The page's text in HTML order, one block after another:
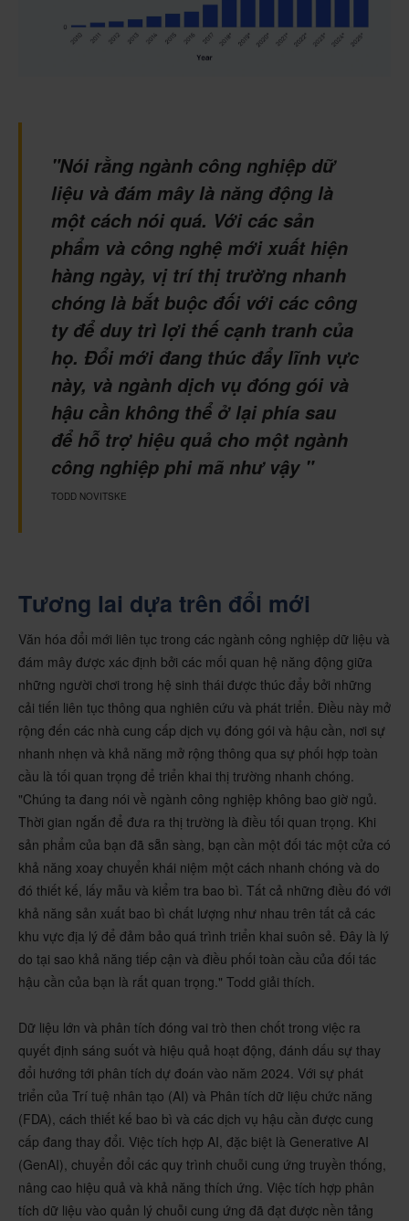
"Nói rằng ngành công nghiệp dữ
liệu và đám mây là năng động là
một cách nói quá. Với các sản
phẩm và công nghệ mới xuất hiện
hàng ngày, vị trí thị trường nhanh
chóng là bắt buộc đối với các công
ty để duy trì lợi thế cạnh tranh của
họ. Đổi mới đang thúc đẩy lĩnh vực
này, và ngành dịch vụ đóng gói và
hậu cần không thể ở lại phía sau
để hỗ trợ hiệu quả cho một ngành
công nghiệp phi mã như vậy "
TODD NOVITSKE
Tương lai dựa trên đổi mới
Văn hóa đổi mới liên tục trong các ngành công nghiệp dữ liệu và
đám mây được xác định bởi các mối quan hệ năng động giữa
những người chơi trong hệ sinh thái được thúc đẩy bởi những
cải tiến liên tục thông qua nghiên cứu và phát triển. Điều này mở
rộng đến các nhà cung cấp dịch vụ đóng gói và hậu cần, nơi sự
nhanh nhẹn và khả năng mở rộng thông qua sự phối hợp toàn
cầu là tối quan trọng để triển khai thị trường nhanh chóng.
"Chúng ta đang nói về ngành công nghiệp không bao giờ ngủ.
Thời gian ngắn để đưa ra thị trường là điều tối quan trọng. Khi
sản phẩm của bạn đã sẵn sàng, bạn cần một đối tác một cửa có
khả năng xoay chuyển khái niệm một cách nhanh chóng và do
đó thiết kế, lấy mẫu và kiểm tra bao bì. Tất cả những điều đó với
khả năng sản xuất bao bì chất lượng như nhau trên tất cả các
khu vực địa lý để đảm bảo quá trình triển khai suôn sẻ. Đây là lý
do tại sao khả năng tiếp cận và điều phối toàn cầu của đối tác
hậu cần của bạn là rất quan trọng." Todd giải thích.
Dữ liệu lớn và phân tích đóng vai trò then chốt trong việc ra
quyết định sáng suốt và hiệu quả hoạt động, đánh dấu sự thay
đổi hướng tới phân tích dự đoán vào năm 2024. Với sự phát
triển của Trí tuệ nhân tạo (AI) và Phân tích dữ liệu chức năng
(FDA), cách thiết kế bao bì và các dịch vụ hậu cần được cung
cấp đang thay đổi. Việc tích hợp AI, đặc biệt là Generative AI
(GenAI), chuyển đổi các quy trình chuỗi cung ứng truyền thống,
nâng cao hiệu quả và khả năng thích ứng. Việc tích hợp phân
tích dữ liệu vào quản lý chuỗi cung ứng đã đạt được nền tảng